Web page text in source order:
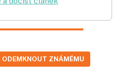
ODEMKNOUT ZNÁMÉMU